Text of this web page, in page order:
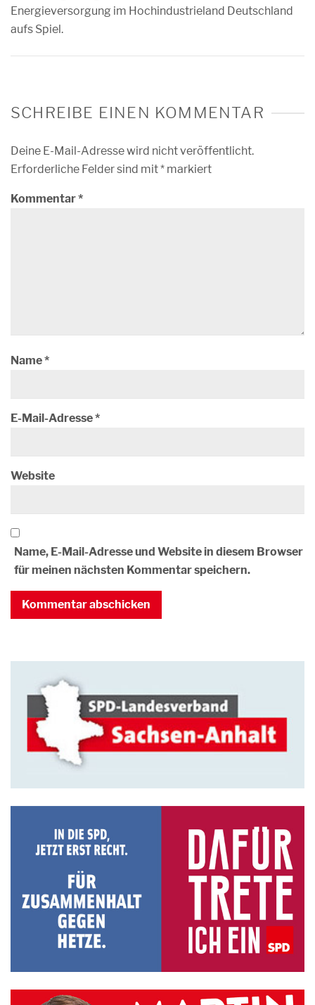
Energieversorgung im Hochindustrieland Deutschland
aufs Spiel.
SCHREIBE EINEN KOMMENTAR
Deine E-Mail-Adresse wird nicht veröffentlicht.
Erforderliche Felder sind mit* markiert
Kommentar*
Name*
E-Mail-Adresse*
Website
Name, E-Mail-Adresse und Website in diesem Browser
für meinen nächsten Kommentar speichern.